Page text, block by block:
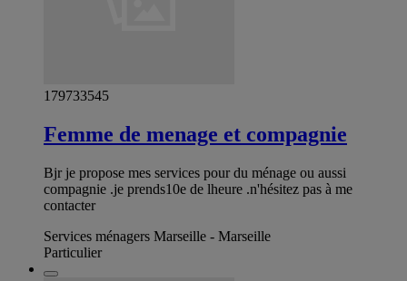
179733545
Femme de menage et compagnie
Bjr je propose mes services pour du ménage ou aussi
compagnie .je prends10e de lheure .n'hésitez pas à me
contacter
Services ménagers Marseille - Marseille
Particulier